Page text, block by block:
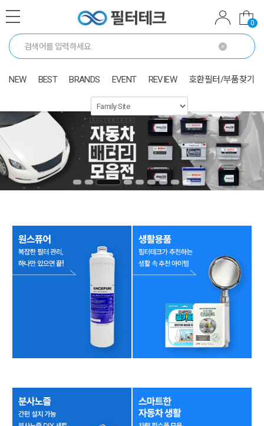
0
NEW BEST BRANDS EVENT REVIEW 호환필터/부품찾기